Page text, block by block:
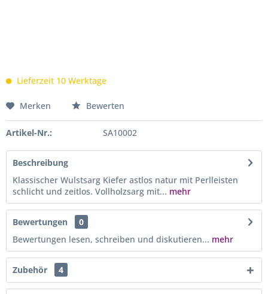
Lieferzeit 10 Werktage
Merken Bewerten
Artikel-Nr.: SA10002
Beschreibung
Klassischer Wulstsarg Kiefer astlos natur mit Perlleisten
schlicht und zeitlos. Vollholzsarg mit... mehr
Bewertungen
0
Bewertungen lesen, schreiben und diskutieren... mehr
Zubehör 4